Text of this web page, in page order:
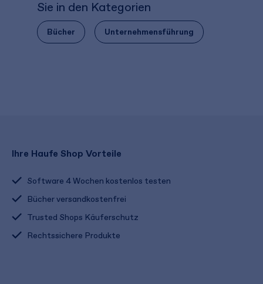
Sie in den Kategorien
Bücher Unternehmensführung
Ihre Haufe Shop Vorteile
Software 4 Wochen kostenlos testen
Bücher versandkostenfrei
Trusted Shops Käuferschutz
Rechtssichere Produkte